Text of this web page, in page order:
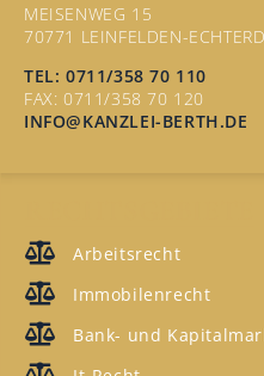
MEISENWEG 15
70771 LEINFELDEN-
TEL: 0711/358 70 110
FAX: 0711/358 70 120
INFO@KANZLEI-BERTH.DE
Arbeitsrecht
Immobilenrecht
Bank- und